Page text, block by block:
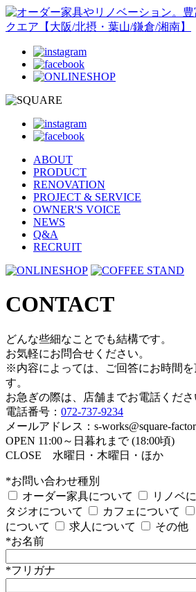
ABOUT
PRODUCT
RENOVATION
PROJECT & SERVICE
OWNER'S VOICE
NEWS
Q&A
RECRUIT
CONTACT
どんな些細なことでも結構です。
お気軽にお問合せください。
※内容によっては、ご回答にお時間を
す。
お急ぎの際は、店舗までお電話くださ
電話番号： 072-737-9234
メールアドレス：s-works@square-
OPEN 11:00～日暮れまで (18:00頃)
CLOSE 水曜日・木曜日・ほか
*お問い合わせ種別
オーダー家具について
リノベ
タジオについて
カフェについて
について
求人について
その他
*お名前
*フリガナ